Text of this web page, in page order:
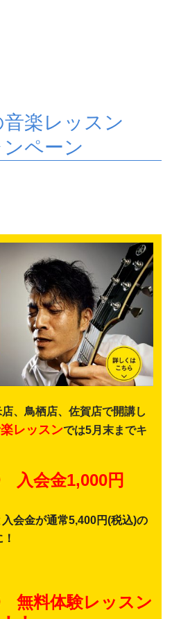
音楽レッスン
ペーン
、鳥栖店、佐賀店で開講し
レッスンでは5月末までキ
会金1,000円
会金が通常5,400円(税込)の
料体験レッスン